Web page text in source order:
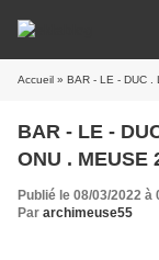
Accueil » BAR - LE - DUC .
BAR - LE - DUC . LYCEE POINCARE . SEXISME .
Publié le 08/03/2022 à
Par archimeuse55